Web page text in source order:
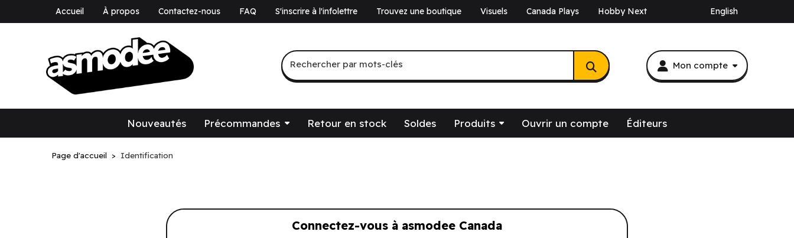
Accueil À propos Contactez-nous FAQ S'inscrire à l'infolettre Trouvez une boutique Visuels Canada Plays Hobby Next English
Mon compte
Recherche par mots-clés
Rechercher par mots-clés
Nouveautés Précommandes Retour en stock Soldes Produits Ouvrir un compte Éditeurs
Page d'accueil Identification
Connectez-vous à asmodee Canada